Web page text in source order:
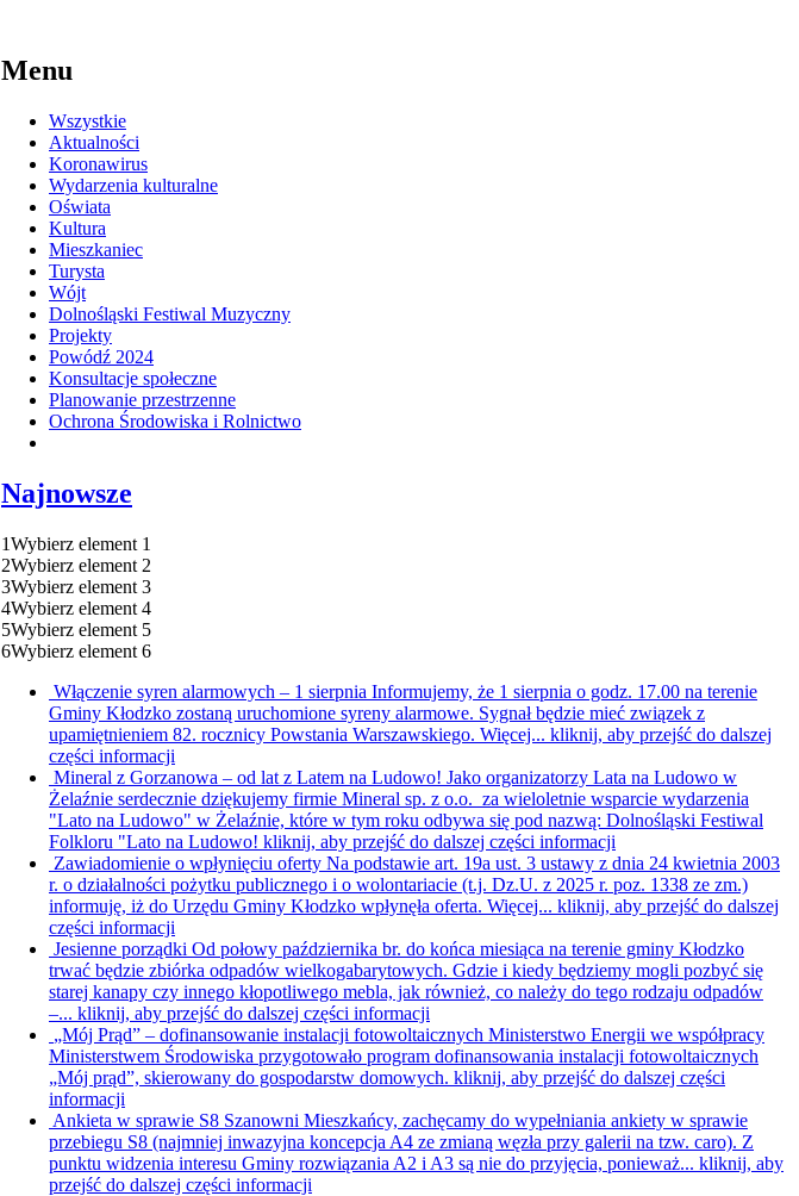
Menu
Wszystkie
Aktualności
Koronawirus
Wydarzenia kulturalne
Oświata
Kultura
Mieszkaniec
Turysta
Wójt
Dolnośląski Festiwal Muzyczny
Projekty
Powódź 2024
Konsultacje społeczne
Planowanie przestrzenne
Ochrona Środowiska i Rolnictwo
Najnowsze
1Wybierz element 1
2Wybierz element 2
3Wybierz element 3
4Wybierz element 4
5Wybierz element 5
6Wybierz element 6
Włączenie syren alarmowych – 1 sierpnia Informujemy, że 1 sierpnia o godz. 17.00 na terenie
Gminy Kłodzko zostaną uruchomione syreny alarmowe. Sygnał będzie mieć związek z
upamiętnieniem 82. rocznicy Powstania Warszawskiego. Więcej... kliknij, aby przejść do dalszej
części informacji
Mineral z Gorzanowa – od lat z Latem na Ludowo! Jako organizatorzy Lata na Ludowo w
Żelaźnie serdecznie dziękujemy firmie Mineral sp. z o.o. za wieloletnie wsparcie wydarzenia
"Lato na Ludowo" w Żelaźnie, które w tym roku odbywa się pod nazwą: Dolnośląski Festiwal
Folkloru "Lato na Ludowo! kliknij, aby przejść do dalszej części informacji
Zawiadomienie o wpłynięciu oferty Na podstawie art. 19a ust. 3 ustawy z dnia 24 kwietnia 2003
r. o działalności pożytku publicznego i o wolontariacie (t.j. Dz.U. z 2025 r. poz. 1338 ze zm.)
informuję, iż do Urzędu Gminy Kłodzko wpłynęła oferta. Więcej... kliknij, aby przejść do dalszej
części informacji
Jesienne porządki Od połowy października br. do końca miesiąca na terenie gminy Kłodzko
trwać będzie zbiórka odpadów wielkogabarytowych. Gdzie i kiedy będziemy mogli pozbyć się
starej kanapy czy innego kłopotliwego mebla, jak również, co należy do tego rodzaju odpadów
–... kliknij, aby przejść do dalszej części informacji
„Mój Prąd” – dofinansowanie instalacji fotowoltaicznych Ministerstwo Energii we współpracy
Ministerstwem Środowiska przygotowało program dofinansowania instalacji fotowoltaicznych
„Mój prąd”, skierowany do gospodarstw domowych. kliknij, aby przejść do dalszej części
informacji
Ankieta w sprawie S8 Szanowni Mieszkańcy, zachęcamy do wypełniania ankiety w sprawie
przebiegu S8 (najmniej inwazyjna koncepcja A4 ze zmianą węzła przy galerii na tzw. caro). Z
punktu widzenia interesu Gminy rozwiązania A2 i A3 są nie do przyjęcia, ponieważ... kliknij, aby
przejść do dalszej części informacji